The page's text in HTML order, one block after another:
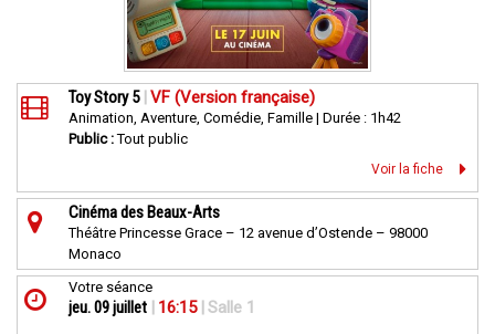
Toy Story 5 VF (Version française)
Animation, Aventure, Comédie, Famille | Durée : 1h42
Public :Tout public
Voir la fiche
Cinéma des Beaux-Arts
Théâtre Princesse Grace – 12 avenue d’Ostende – 98000
Monaco
Votre séance
jeu. 09 juillet 16:15 Salle 1